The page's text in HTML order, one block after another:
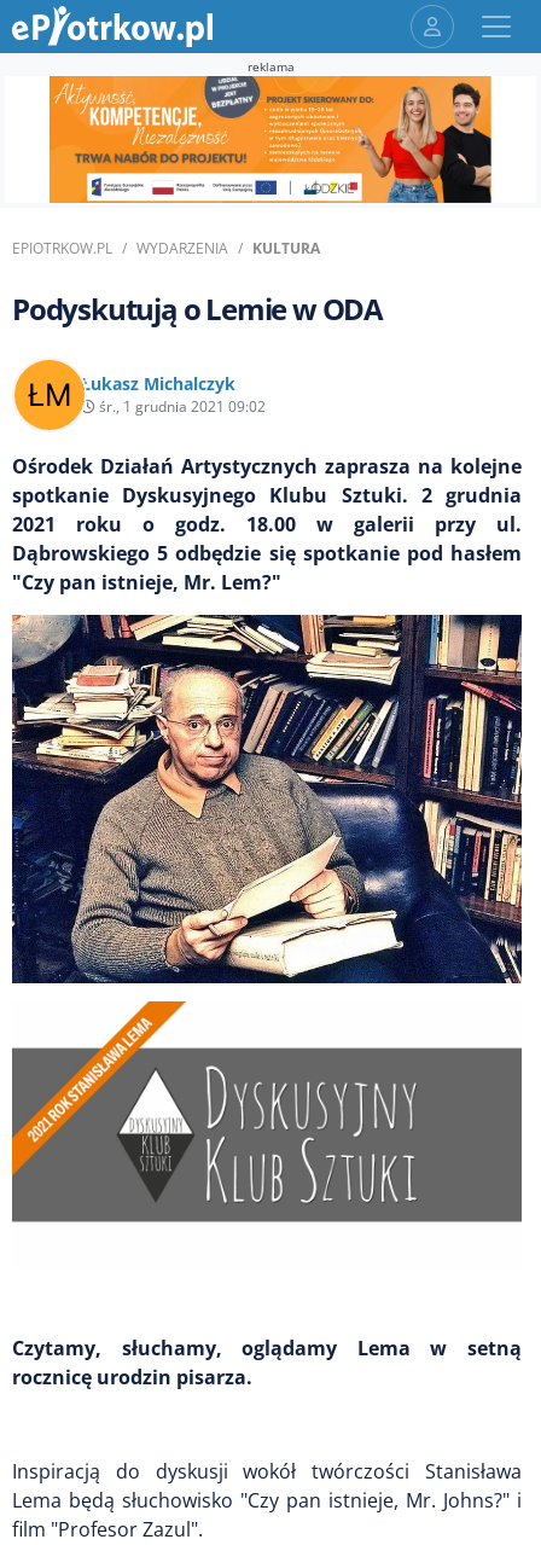
reklama
EPIOTRKOW.PL WYDARZENIA KULTURA
Podyskutują o Lemie w ODA
Łukasz Michalczyk
śr., 1 grudnia 2021 09:02
Ośrodek Działań Artystycznych zaprasza na kolejne
spotkanie Dyskusyjnego Klubu Sztuki. 2 grudnia
2021 roku o godz. 18.00 w galerii przy ul.
Dąbrowskiego 5 odbędzie się spotkanie pod hasłem
"Czy pan istnieje, Mr. Lem?"
Czytamy, słuchamy, oglądamy Lema w setną
rocznicę urodzin pisarza.
Inspiracją do dyskusji wokół twórczości Stanisława
Lema będą słuchowisko "Czy pan istnieje, Mr. Johns?" i
film "Profesor Zazul".